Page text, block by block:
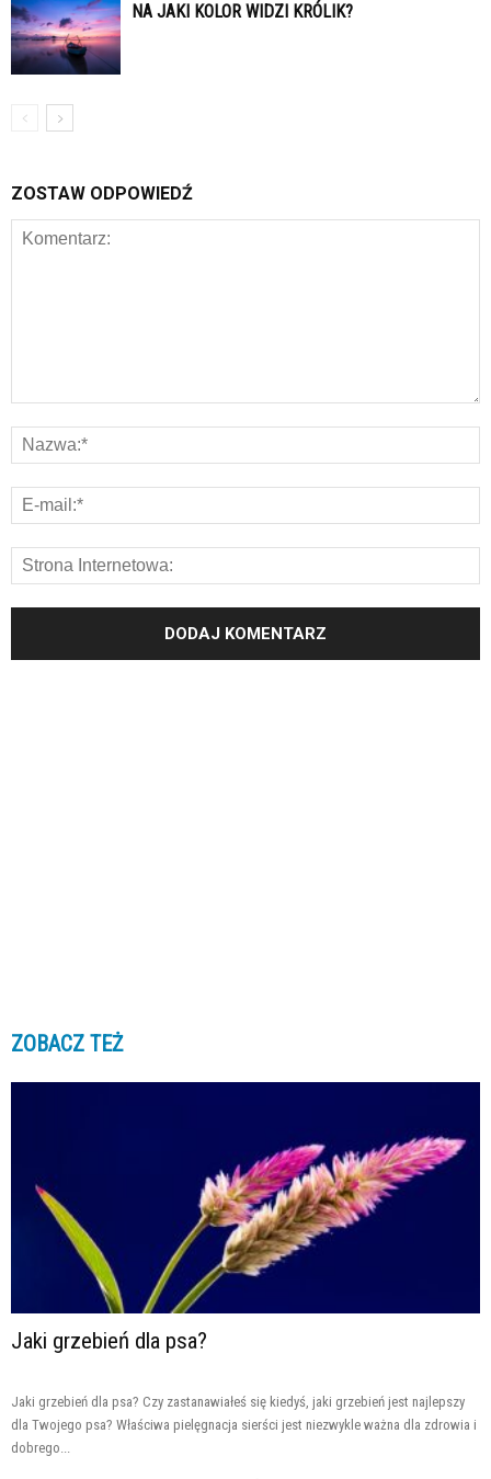
NA JAKI KOLOR WIDZI KRÓLIK?
ZOSTAW ODPOWIEDŹ
ZOBACZ TEŻ
Jaki grzebień dla psa?
Jaki grzebień dla psa? Czy zastanawiałeś się kiedyś, jaki grzebień jest najlepszy
dla Twojego psa? Właściwa pielęgnacja sierści jest niezwykle ważna dla zdrowia i
dobrego...